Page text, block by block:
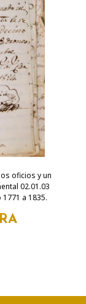
oficios y un
02.01.03
1771 a 1835.